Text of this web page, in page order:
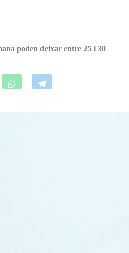
poden deixar entre 25 i 30